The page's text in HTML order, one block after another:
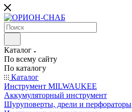
Каталог
По всему сайту
По каталогу
Каталог
Инструмент MILWAUKEE
Аккумуляторный инструмент
Шуруповерты, дрели и перфораторы